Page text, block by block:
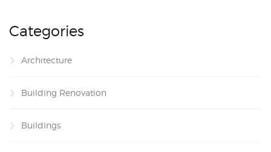
Categories
Architecture
Building Renovation
Buildings